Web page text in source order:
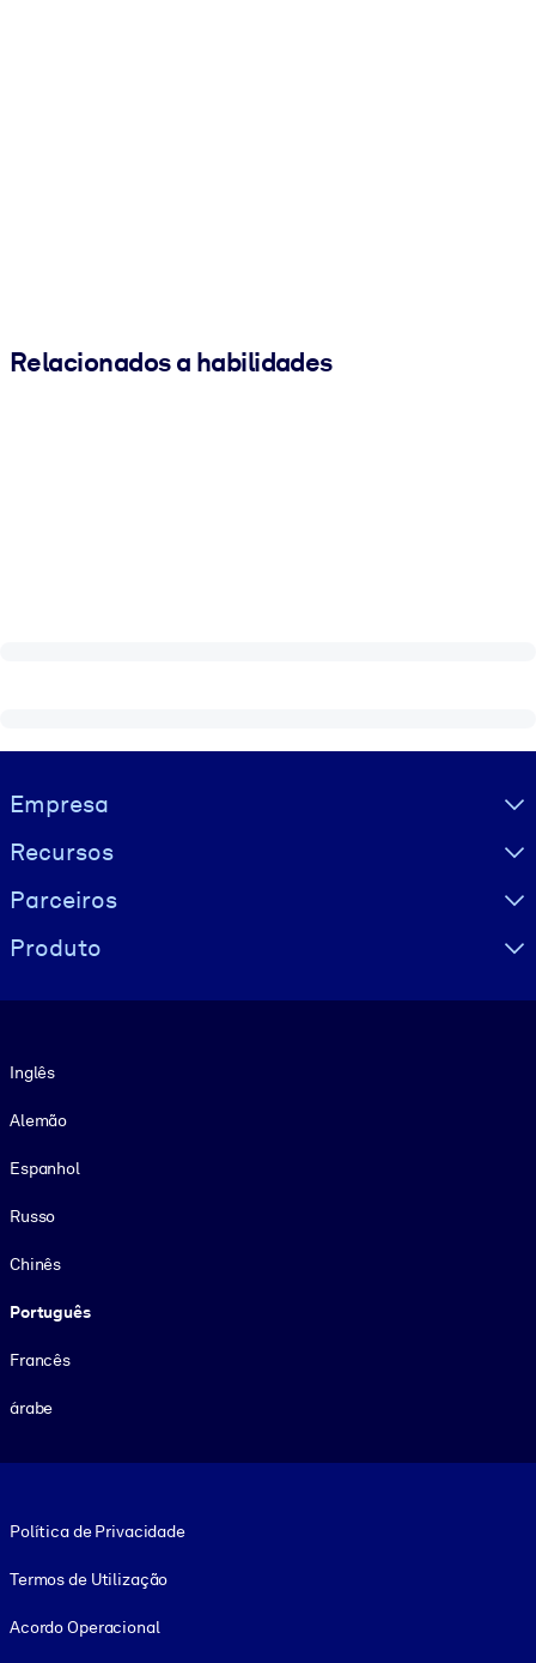
Relacionados a habilidades
Visually hidden Text
Empresa
Recursos
Parceiros
Produto
Inglês
Alemão
Espanhol
Russo
Chinês
Português
Francês
árabe
Política de Privacidade
Termos de Utilização
Acordo Operacional